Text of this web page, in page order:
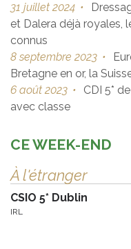
31 juillet 2024 •
et Dalera déjà royales,
connus
8 septembre 2023 •
Bretagne en or, la
6 août 2023 •
CDI 5*
avec classe
CE WEEK-END
À l'étranger
CSIO 5* Dublin
IRL